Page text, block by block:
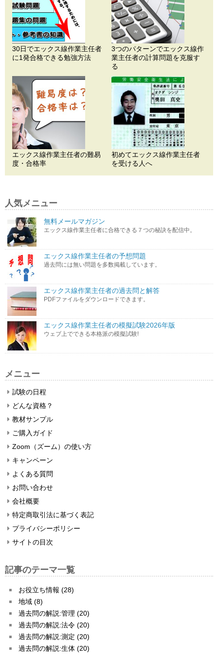
30日でエックス線作業主任者
に1発合格できる勉強方法
3つのパターンでエックス線作
業主任者の計算問題を克服す
る
エックス線作業主任者の難易
度・合格率
初めてエックス線作業主任者
を受ける人へ
人気メニュー
無料メールマガジン
エックス線作業主任者に合格できる７つの秘訣を配信中。
エックス線作業主任者の予想問題
過去問には無い問題を多数掲載しています。
エックス線作業主任者の過去問と解答
PDFファイルをダウンロードできます。
エックス線作業主任者の模擬試験2026年版
ウェブ上でできる本格派の模擬試験!
メニュー
試験の日程
どんな資格？
教材サンプル
ご購入ガイド
Zoom（ズーム）の使い方
キャンペーン
よくある質問
お問い合わせ
会社概要
特定商取引法に基づく表記
プライバシーポリシー
サイトの目次
記事のテーマ一覧
お役立ち情報 (28)
地域 (8)
過去問の解説:管理 (20)
過去問の解説:法令 (20)
過去問の解説:測定 (20)
過去問の解説:生体 (20)